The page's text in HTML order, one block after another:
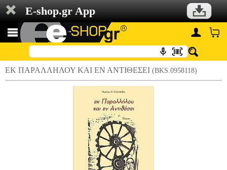
E-shop.gr App
ΕΚ ΠΑΡΑΛΛΗΛΟΥ ΚΑΙ ΕΝ ΑΝΤΙΘΕΣΕΙ (BKS.0958118)